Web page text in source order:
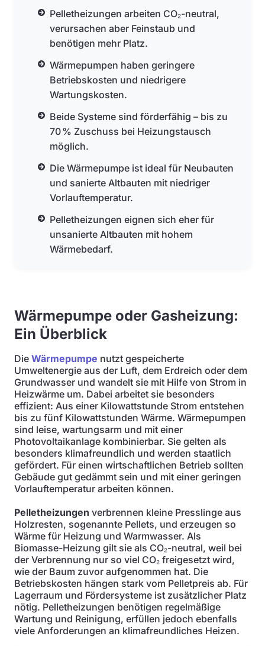
Pelletheizungen arbeiten CO₂-neutral,
verursachen aber Feinstaub und
benötigen mehr Platz.
Wärmepumpen haben geringere
Betriebskosten und niedrigere
Wartungskosten.
Beide Systeme sind förderfähig – bis zu
70 % Zuschuss bei Heizungstausch
möglich.
Die Wärmepumpe ist ideal für Neubauten
und sanierte Altbauten mit niedriger
Vorlauftemperatur.
Pelletheizungen eignen sich eher für
unsanierte Altbauten mit hohem
Wärmebedarf.
Wärmepumpe oder Gasheizung:
Ein Überblick
Die Wärmepumpe nutzt gespeicherte
Umweltenergie aus der Luft, dem Erdreich oder dem
Grundwasser und wandelt sie mit Hilfe von Strom in
Heizwärme um. Dabei arbeitet sie besonders
effizient: Aus einer Kilowattstunde Strom entstehen
bis zu fünf Kilowattstunden Wärme. Wärmepumpen
sind leise, wartungsarm und mit einer
Photovoltaikanlage kombinierbar. Sie gelten als
besonders klimafreundlich und werden staatlich
gefördert. Für einen wirtschaftlichen Betrieb sollten
Gebäude gut gedämmt sein und mit einer geringen
Vorlauftemperatur arbeiten können.
Pelletheizungen verbrennen kleine Presslinge aus
Holzresten, sogenannte Pellets, und erzeugen so
Wärme für Heizung und Warmwasser. Als
Biomasse-Heizung gilt sie als CO₂-neutral, weil bei
der Verbrennung nur so viel CO₂ freigesetzt wird,
wie der Baum zuvor aufgenommen hat. Die
Betriebskosten hängen stark vom Pelletpreis ab. Für
Lagerraum und Fördersysteme ist zusätzlicher Platz
nötig. Pelletheizungen benötigen regelmäßige
Wartung und Reinigung, erfüllen jedoch ebenfalls
viele Anforderungen an klimafreundliches Heizen.